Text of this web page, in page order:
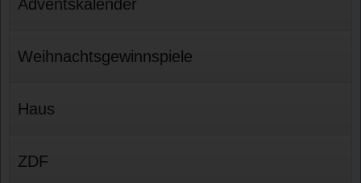
Adventskalender
Weihnachtsgewinnspiele
Haus
ZDF